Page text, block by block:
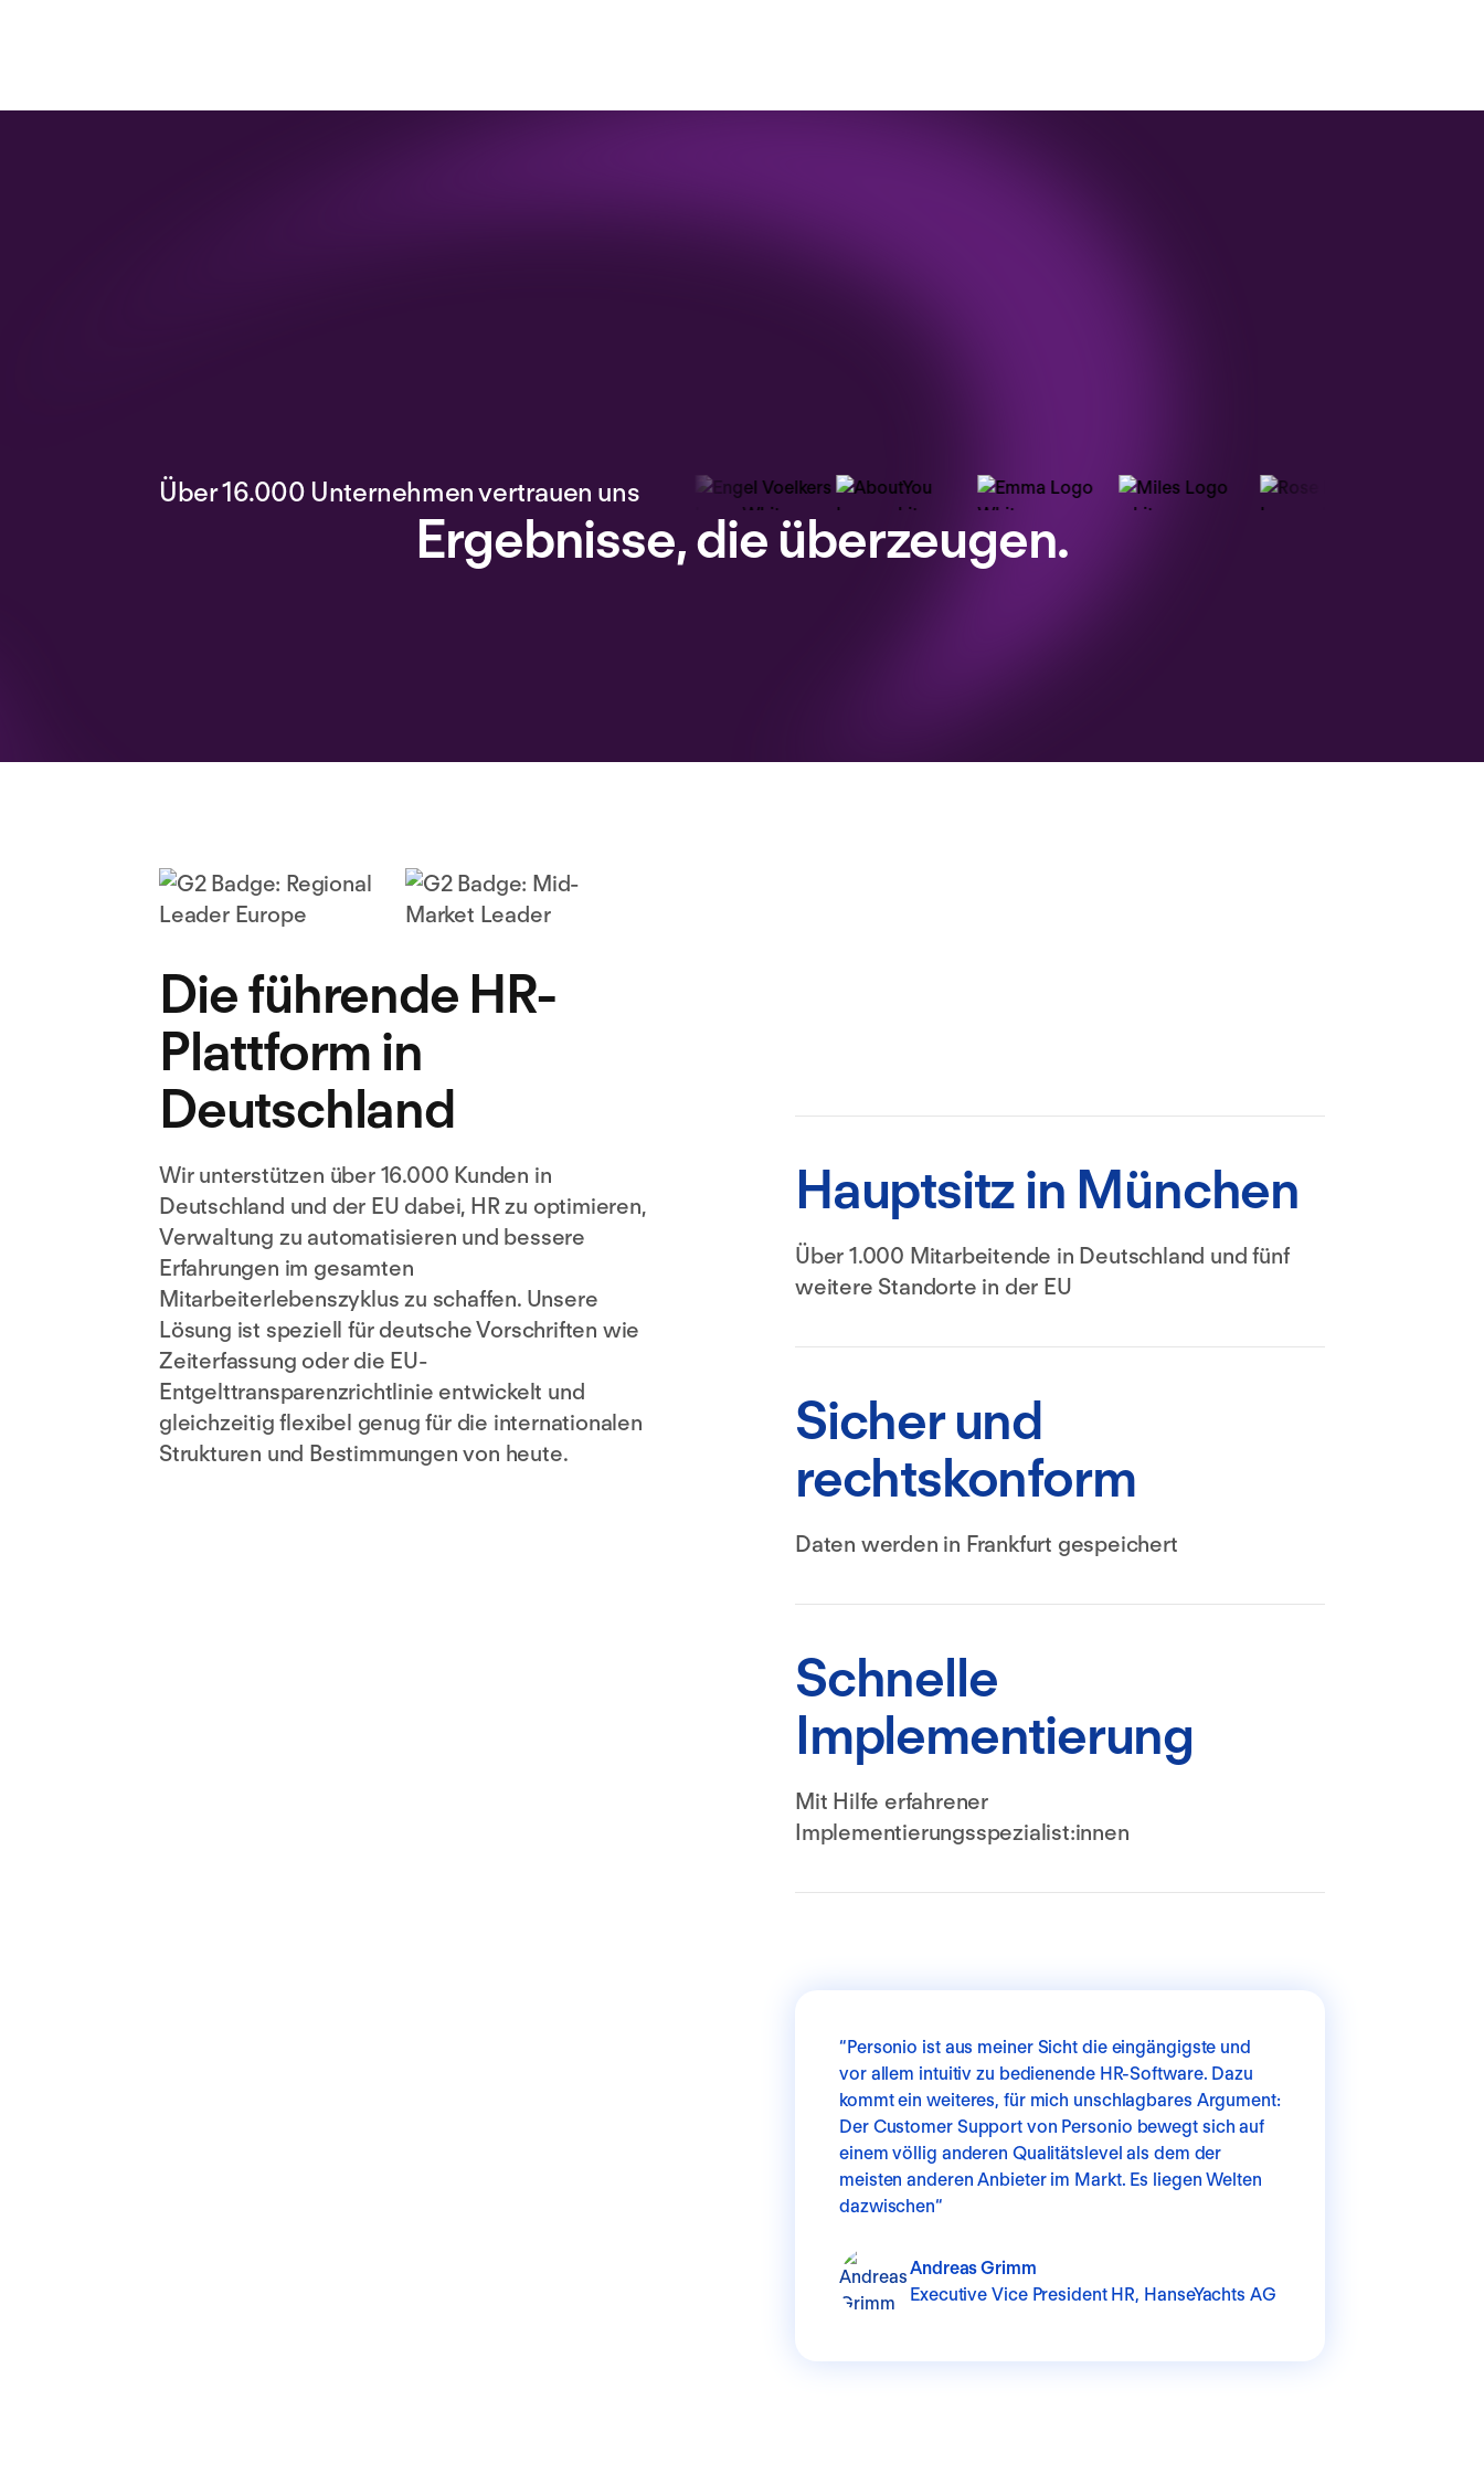
Über 16.000 Unternehmen vertrauen uns
Ergebnisse, die überzeugen.
Die führende HR-
Plattform in
Deutschland
Wir unterstützen über 16.000 Kunden in
Deutschland und der EU dabei, HR zu optimieren,
Verwaltung zu automatisieren und bessere
Erfahrungen im gesamten
Mitarbeiterlebenszyklus zu schaffen. Unsere
Lösung ist speziell für deutsche Vorschriften wie
Zeiterfassung oder die EU-
Entgelttransparenzrichtlinie entwickelt und
gleichzeitig flexibel genug für die internationalen
Strukturen und Bestimmungen von heute.
Hauptsitz in München
Über 1.000 Mitarbeitende in Deutschland und fünf
weitere Standorte in der EU
Sicher und
rechtskonform
Daten werden in Frankfurt gespeichert
Schnelle
Implementierung
Mit Hilfe erfahrener
Implementierungsspezialist:innen
“Personio ist aus meiner Sicht die eingängigste und
vor allem intuitiv zu bedienende HR-Software. Dazu
kommt ein weiteres, für mich unschlagbares Argument:
Der Customer Support von Personio bewegt sich auf
einem völlig anderen Qualitätslevel als dem der
meisten anderen Anbieter im Markt. Es liegen Welten
dazwischen“
Andreas Grimm
Executive Vice President HR, HanseYachts AG